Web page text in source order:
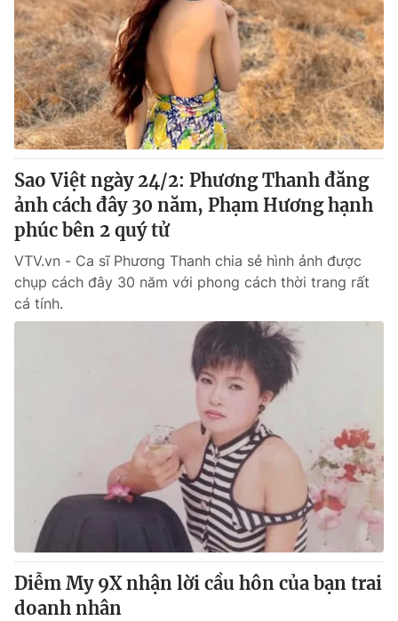
Sao Việt ngày 24/2: Phương Thanh đăng
ảnh cách đây 30 năm, Phạm Hương hạnh
phúc bên 2 quý tử
VTV.vn - Ca sĩ Phương Thanh chia sẻ hình ảnh được
chụp cách đây 30 năm với phong cách thời trang rất
cá tính.
Diễm My 9X nhận lời cầu hôn của bạn trai
doanh nhân